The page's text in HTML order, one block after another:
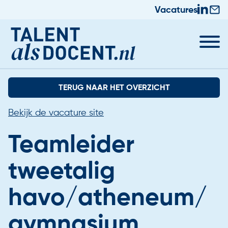
Vacatures
Docent worden
Nieuws & Trainingen
Informatie voor Zij-instromers
Praktische zaken
TERUG NAAR HET OVERZICHT
Bekijk de vacature site
Teamleider
tweetalig
havo/atheneum/